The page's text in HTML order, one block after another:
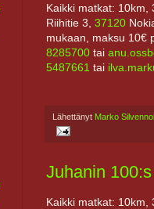
Kaikki matkat:
Riihitie 3, 37120
mukaan, maksu 10€
8285700 tai
5487661 tai
Lähettänyt Marko
Juhanin
Kaikki matkat: